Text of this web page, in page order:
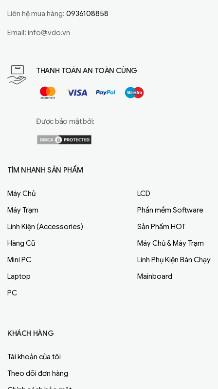
Liên hệ mua hàng: 0936108858
Email: info@vdo.vn
THANH TOÁN AN TOÀN CÙNG
Được bảo mật bởi:
TÌM NHANH SẢN PHẨM
Máy Chủ
Máy Trạm
Linh Kiện (Accessories)
Hàng Cũ
Mini PC
Laptop
PC
LCD
Phần mềm Software
Sản Phẩm HOT
Máy Chủ & Máy Trạm
Linh Phụ Kiện Bán Chạy
Mainboard
KHÁCH HÀNG
Tài khoản của tôi
Theo dõi đơn hàng